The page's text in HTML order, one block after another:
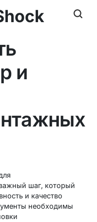
и
шаг, который
и качество
необходимы